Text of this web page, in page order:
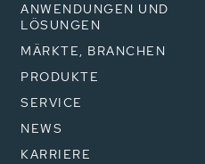
ANWENDUNGEN UND
LÖSUNGEN
MÄRKTE, BRANCHEN
PRODUKTE
SERVICE
NEWS
KARRIERE